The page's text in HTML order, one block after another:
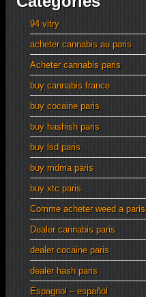
94 vitry
acheter cannabis au paris
Acheter cannabis paris
buy cannabis france
buy cocaine paris
buy hashish paris
buy lsd paris
buy mdma paris
buy xtc paris
Comme acheter weed a paris
Dealer cannabis paris
dealer cocaine paris
dealer hash paris
Espagnol – español